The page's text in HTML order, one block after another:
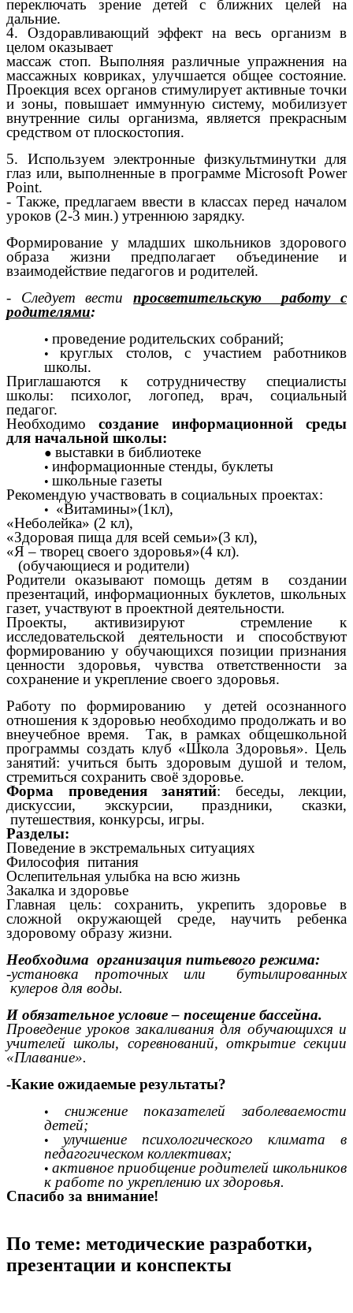
переключать зрение детей с ближних целей на
дальние.
4. Оздоравливающий эффект на весь организм в
целом оказывает
массаж стоп. Выполняя различные упражнения на
массажных ковриках, улучшается общее состояние.
Проекция всех органов стимулирует активные точки
и зоны, повышает иммунную систему, мобилизует
внутренние силы организма, является прекрасным
средством от плоскостопия.
5. Используем электронные физкультминутки для
глаз или, выполненные в программе Microsoft Power
Point.
- Также, предлагаем ввести в классах перед началом
уроков (2-3 мин.) утреннюю зарядку.
Формирование у младших школьников здорового
образа жизни предполагает объединение и
взаимодействие педагогов и родителей.
- Следует вести просветительскую работу с
родителями:
проведение родительских собраний;
круглых столов, с участием работников
школы.
Приглашаются к сотрудничеству специалисты
школы: психолог, логопед, врач, социальный
педагог.
Необходимосоздание информационной среды
для начальной школы:
выставки в библиотеке
информационные стенды, буклеты
школьные газеты
Рекомендую участвовать в социальных проектах:
«Витамины»(1кл),
«Неболейка» (2 кл),
«Здоровая пища для всей семьи»(3 кл),
«Я – творец своего здоровья»(4 кл).
(обучающиеся и родители)
Родители оказывают помощь детям в создании
презентаций, информационных буклетов, школьных
газет, участвуют в проектной деятельности.
Проекты, активизируют стремление к
исследовательской деятельности и способствуют
формированию у обучающихся позиции признания
ценности здоровья, чувства ответственности за
сохранение и укрепление своего здоровья.
Работу по формированию у детей осознанного
отношения к здоровью необходимо продолжать и во
внеучебное время. Так, в рамках общешкольной
программы создать клуб «Школа Здоровья». Цель
занятий: учиться быть здоровым душой и телом,
стремиться сохранить своё здоровье.
Форма проведения занятий: беседы, лекции,
дискуссии, экскурсии, праздники, сказки,
путешествия, конкурсы, игры.
Разделы:
Поведение в экстремальных ситуациях
Философия питания
Ослепительная улыбка на всю жизнь
Закалка и здоровье
Главная цель: сохранить, укрепить здоровье в
сложной окружающей среде, научить ребенка
здоровому образу жизни.
Необходима организация питьевого режима:
-установка проточных или бутылированных
кулеров для воды.
И обязательное условие – посещение бассейна.
Проведение уроков закаливания для обучающихся и
учителей школы, соревнований, открытие секции
«Плавание».
-Какие ожидаемые результаты?
снижение показателей заболеваемости
детей;
улучшение психологического климата в
педагогическом коллективах;
активное приобщение родителей школьников
к работе по укреплению их здоровья.
Спасибо за внимание!
По теме: методические разработки,
презентации и конспекты